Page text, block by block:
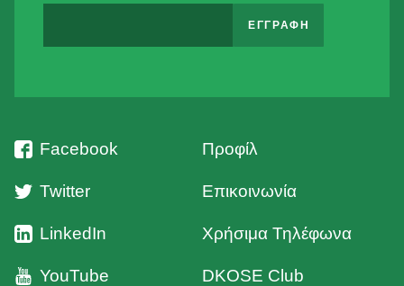
Facebook
Twitter
LinkedIn
YouTube
Προφίλ
Επικοινωνία
Χρήσιμα Τηλέφωνα
DKOSE Club